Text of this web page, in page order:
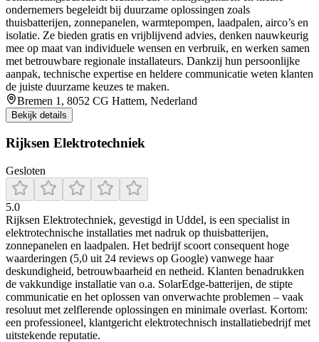
ondernemers begeleidt bij duurzame oplossingen zoals
thuisbatterijen, zonnepanelen, warmtepompen, laadpalen, airco’s en
isolatie. Ze bieden gratis en vrijblijvend advies, denken nauwkeurig
mee op maat van individuele wensen en verbruik, en werken samen
met betrouwbare regionale installateurs. Dankzij hun persoonlijke
aanpak, technische expertise en heldere communicatie weten klanten
de juiste duurzame keuzes te maken.
Bremen 1, 8052 CG Hattem, Nederland
Bekijk details
Rijksen Elektrotechniek
Gesloten
5.0
Rijksen Elektrotechniek, gevestigd in Uddel, is een specialist in
elektrotechnische installaties met nadruk op thuisbatterijen,
zonnepanelen en laadpalen. Het bedrijf scoort consequent hoge
waarderingen (5,0 uit 24 reviews op Google) vanwege haar
deskundigheid, betrouwbaarheid en netheid. Klanten benadrukken
de vakkundige installatie van o.a. SolarEdge-batterijen, de stipte
communicatie en het oplossen van onverwachte problemen – vaak
resoluut met zelflerende oplossingen en minimale overlast. Kortom:
een professioneel, klantgericht elektrotechnisch installatiebedrijf met
uitstekende reputatie.